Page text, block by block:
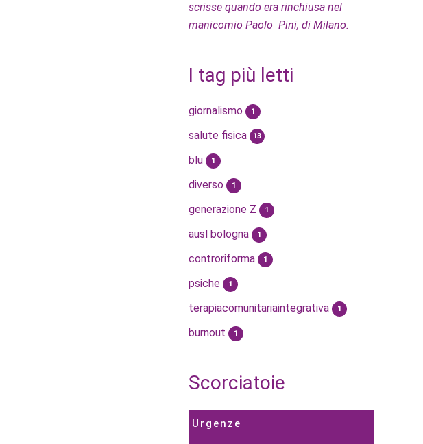
scrisse quando era rinchiusa nel
manicomio Paolo Pini, di Milano.
I tag più letti
giornalismo 1
salute fisica 13
blu 1
diverso 1
generazione Z 1
ausl bologna 1
controriforma 1
psiche 1
terapiacomunitariaintegrativa 1
burnout 1
Scorciatoie
Urgenze